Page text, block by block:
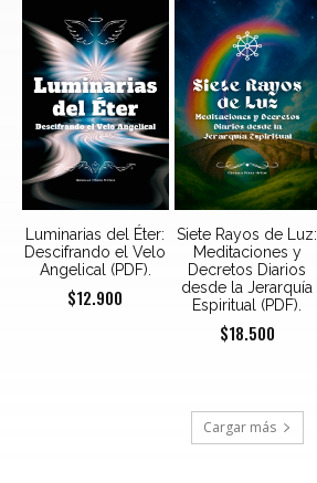
Luminarias del Éter:
Descifrando el Velo
Angelical (PDF).
$12.900
Siete Rayos de Luz:
Meditaciones y
Decretos Diarios
desde la Jerarquía
Espiritual (PDF).
$18.500
Cargar más